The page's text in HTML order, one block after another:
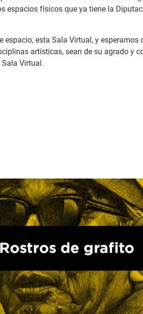
espacios físicos que ya tiene la
esta Sala Virtual, y
artísticas, sean de su agrado y
Virtual.